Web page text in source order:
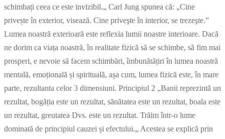
schimbați ceea ce este invizibil.„ Carl Jung spunea că: „Cine
privește în exterior, visează. Cine priveşte în interior, se trezeşte.”
Lumea noastră exterioară este reflexia lumii noastre interioare. Dacă
ne dorim ca viața noastră, în realitate fizică să se schimbe, să fim mai
prosperi, e nevoie să facem schimbări, îmbunătățiri în lumea noastră
mentală, emoțională și spirituală, așa cum, lumea fizică este, în mare
parte, rezultanta celor 3 dimensiuni. Principiul 2 „Banii reprezintă un
rezultat, bogăția este un rezultat, sănătatea este un rezultat, boala este
un rezultat, greutatea Dvs. este un rezultat. Trăim într-o lume
dominată de principiul cauzei și efectului.„ Acestea se explică prin